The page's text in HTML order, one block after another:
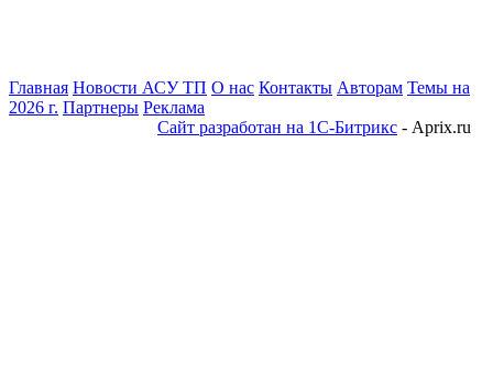
Главная Новости АСУ ТП О нас Контакты Авторам Темы на
2026 г. Партнеры Реклама
Сайт разработан на 1С-Битрикс - Aprix.ru